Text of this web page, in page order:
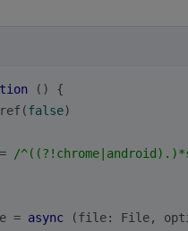
( ) {
false)
/
= async (file: File,